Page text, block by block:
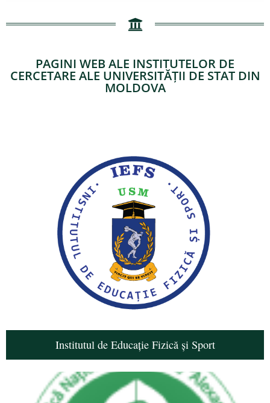
PAGINI WEB ALE INSTITUTELOR DE
CERCETARE ALE UNIVERSITĂȚII DE STAT DIN
MOLDOVA
Institutul de Educație Fizică și Sport